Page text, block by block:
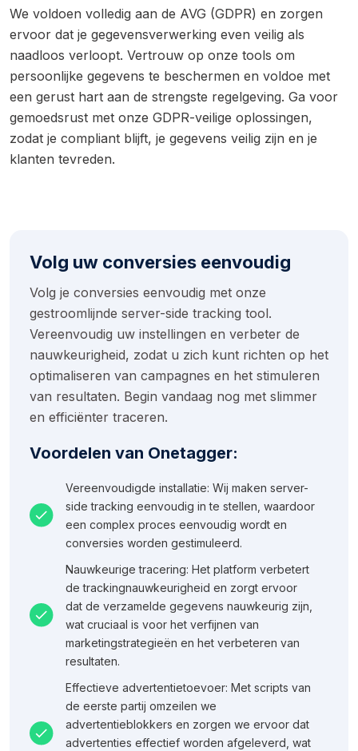
We voldoen volledig aan de AVG (GDPR) en zorgen
ervoor dat je gegevensverwerking even veilig als
naadloos verloopt. Vertrouw op onze tools om
persoonlijke gegevens te beschermen en voldoe met
een gerust hart aan de strengste regelgeving. Ga voor
gemoedsrust met onze GDPR-veilige oplossingen,
zodat je compliant blijft, je gegevens veilig zijn en je
klanten tevreden.
Volg uw conversies eenvoudig
Volg je conversies eenvoudig met onze
gestroomlijnde server-side tracking tool.
Vereenvoudig uw instellingen en verbeter de
nauwkeurigheid, zodat u zich kunt richten op het
optimaliseren van campagnes en het stimuleren
van resultaten. Begin vandaag nog met slimmer
en efficiënter traceren.
Voordelen van Onetagger:
Vereenvoudigde installatie: Wij maken server-
side tracking eenvoudig in te stellen, waardoor
een complex proces eenvoudig wordt en
conversies worden gestimuleerd.
Nauwkeurige tracering: Het platform verbetert
de trackingnauwkeurigheid en zorgt ervoor
dat de verzamelde gegevens nauwkeurig zijn,
wat cruciaal is voor het verfijnen van
marketingstrategieën en het verbeteren van
resultaten.
Effectieve advertentietoevoer: Met scripts van
de eerste partij omzeilen we
advertentieblokkers en zorgen we ervoor dat
advertenties effectief worden afgeleverd, wat